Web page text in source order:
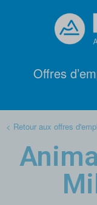
Offres
< Retour aux offres